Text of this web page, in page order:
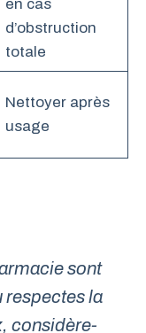
en cas
d’obstruction
totale
Nettoyer après
usage
sont
respectes la
, considère-